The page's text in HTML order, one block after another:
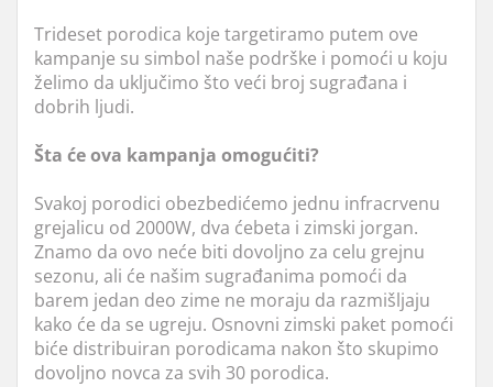
Trideset porodica koje targetiramo putem ove
kampanje su simbol naše podrške i pomoći u koju
želimo da uključimo što veći broj sugrađana i
dobrih ljudi.
Šta će ova kampanja omogućiti?
Svakoj porodici obezbedićemo jednu infracrvenu
grejalicu od 2000W, dva ćebeta i zimski jorgan.
Znamo da ovo neće biti dovoljno za celu grejnu
sezonu, ali će našim sugrađanima pomoći da
barem jedan deo zime ne moraju da razmišljaju
kako će da se ugreju. Osnovni zimski paket pomoći
biće distribuiran porodicama nakon što skupimo
dovoljno novca za svih 30 porodica.